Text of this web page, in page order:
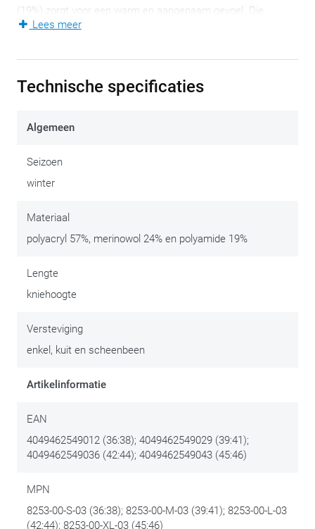
(19%) zorgt voor een warm en aangenaam gevoel. Die
combinatie verhindert het vasthouden van lichaamsgeuren.
motorlaarzen zullen nog steeds passen.
enkel, de kuit en het scheenbeen. Op kousenniveau
scheenbeen. Naargelang het productiejaar kan de exacte
uitvoering van de kous wijzigen. RAD oefent daar geen
excuses voor het eventuele ongemak dus, al blijven we wel
zeker van de eigenschappen van elk paar.
Lees meer
Technische specificaties
Algemeen
Seizoen
winter
Materiaal
polyacryl 57%, merinowol 24% en polyamide 19%
Lengte
kniehoogte
Versteviging
enkel, kuit en scheenbeen
Artikelinformatie
EAN
4049462549012 (36:38); 4049462549029 (39:41);
4049462549036 (42:44); 4049462549043 (45:46)
MPN
8253-00-S-03 (36:38); 8253-00-M-03 (39:41); 8253-00-L-03
(42:44); 8253-00-XL-03 (45:46)